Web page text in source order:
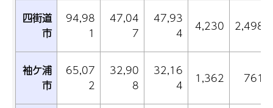
四街道
市
94,98
1
47,04
7
47,93
4
4,230 2,498
袖ケ浦
市
65,07
2
32,90
8
32,16
4
1,362 761